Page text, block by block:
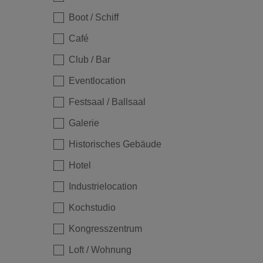
Boot / Schiff
Café
Club / Bar
Eventlocation
Festsaal / Ballsaal
Galerie
Historisches Gebäude
Hotel
Industrielocation
Kochstudio
Kongresszentrum
Loft / Wohnung